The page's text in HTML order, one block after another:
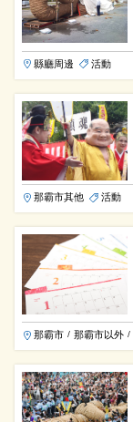
縣廳周邊 活動
那霸市其他 活動
那霸市 / 那霸市以外 /